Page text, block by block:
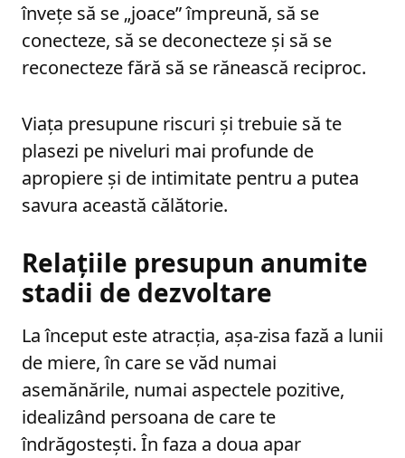
învețe să se „joace” împreună, să se
conecteze, să se deconecteze și să se
reconecteze fără să se rănească reciproc.
Viața presupune riscuri și trebuie să te
plasezi pe niveluri mai profunde de
apropiere și de intimitate pentru a putea
savura această călătorie.
Relațiile presupun anumite
stadii de dezvoltare
La început este atracția, așa-zisa fază a lunii
de miere, în care se văd numai
asemănările, numai aspectele pozitive,
idealizând persoana de care te
îndrăgostești. În faza a doua apar